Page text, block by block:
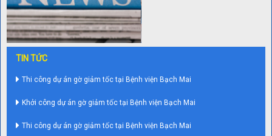
TIN TỨC
Thi công dự án gờ giảm tốc tại Bệnh viện Bạch Mai
Khởi công dự án gờ giảm tốc tại Bệnh viện Bạch Mai
Thi công dự án gờ giảm tốc tại Bệnh viện Bạch Mai